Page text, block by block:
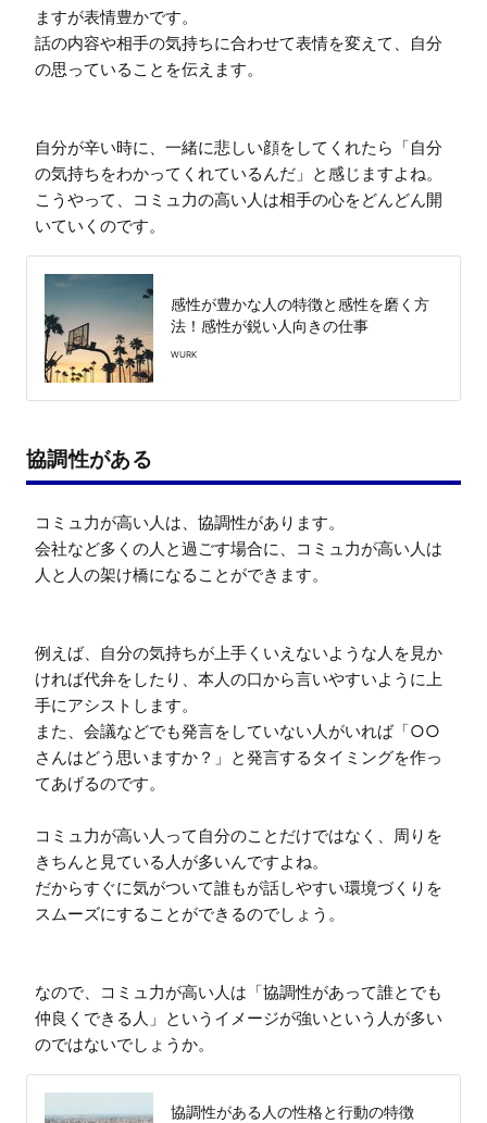
ますが表情豊かです。
話の内容や相手の気持ちに合わせて表情を変えて、自分
の思っていることを伝えます。
自分が辛い時に、一緒に悲しい顔をしてくれたら「自分
の気持ちをわかってくれているんだ」と感じますよね。
こうやって、コミュ力の高い人は相手の心をどんどん開
いていくのです。
感性が豊かな人の特徴と感性を磨く方
法！感性が鋭い人向きの仕事
WURK
協調性がある
コミュ力が高い人は、協調性があります。
会社など多くの人と過ごす場合に、コミュ力が高い人は
人と人の架け橋になることができます。
例えば、自分の気持ちが上手くいえないような人を見か
ければ代弁をしたり、本人の口から言いやすいように上
手にアシストします。
また、会議などでも発言をしていない人がいれば「○○
さんはどう思いますか？」と発言するタイミングを作っ
てあげるのです。
コミュ力が高い人って自分のことだけではなく、周りを
きちんと見ている人が多いんですよね。
だからすぐに気がついて誰もが話しやすい環境づくりを
スムーズにすることができるのでしょう。
なので、コミュ力が高い人は「協調性があって誰とでも
仲良くできる人」というイメージが強いという人が多い
のではないでしょうか。
協調性がある人の性格と行動の特徴